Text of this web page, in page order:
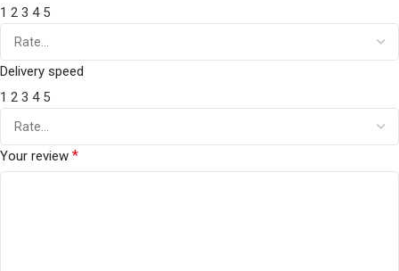
1 2 3 4 5
Delivery speed
1 2 3 4 5
Your review *